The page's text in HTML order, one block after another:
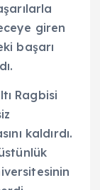
giren
başarı
Ragbisi
kaldırdı.